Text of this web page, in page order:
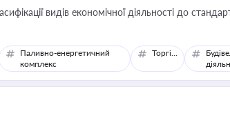
видів економічної діяльності до
Паливно-енергетичний
комплекс
Торгівля